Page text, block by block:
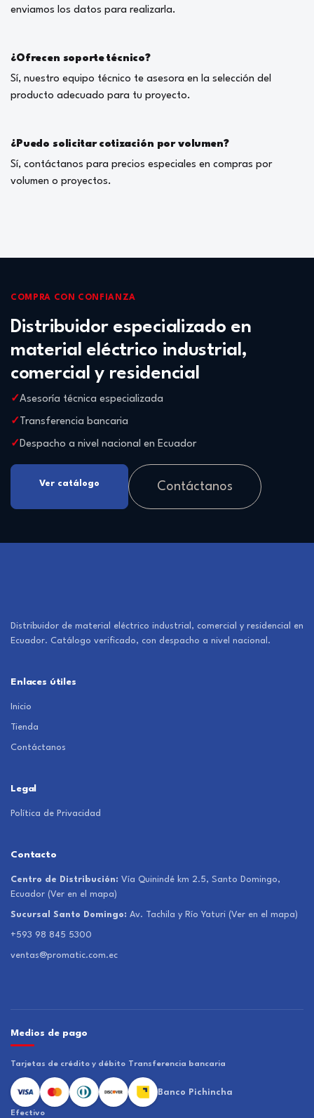
enviamos los datos para realizarla.
¿Ofrecen soporte técnico?
Sí, nuestro equipo técnico te asesora en la selección del
producto adecuado para tu proyecto.
¿Puedo solicitar cotización por volumen?
Sí, contáctanos para precios especiales en compras por
volumen o proyectos.
COMPRA CON CONFIANZA
Distribuidor especializado en
material eléctrico industrial,
comercial y residencial
Asesoría técnica especializada
Transferencia bancaria
Despacho a nivel nacional en Ecuador
Ver catálogo Contáctanos
Distribuidor de material eléctrico industrial, comercial y residencial en
Ecuador. Catálogo verificado, con despacho a nivel nacional.
Enlaces útiles
Inicio
Tienda
Contáctanos
Legal
Política de Privacidad
Contacto
Centro de Distribución: Vía Quinindé km 2.5, Santo Domingo,
Ecuador (Ver en el mapa)
Sucursal Santo Domingo: Av. Tachila y Río Yaturi (Ver en el mapa)
+593 98 845 5300
ventas@promatic.com.ec
Medios de pago
Tarjetas de crédito y débito Transferencia bancaria
Banco Pichincha
Efectivo